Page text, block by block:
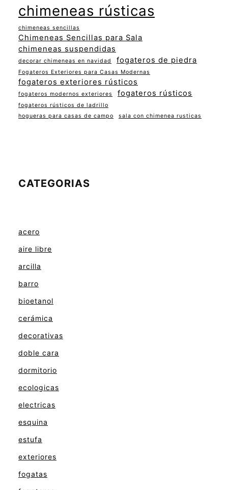
chimeneas rústicas
chimeneas sencillas
Chimeneas Sencillas para Sala
chimeneas suspendidas
decorar chimeneas en navidad fogateros de piedra
Fogateros Exteriores para Casas Modernas
fogateros exteriores rústicos
fogateros modernos exteriores fogateros rústicos
fogateros rústicos de ladrillo
hogueras para casas de campo
sala con chimenea rusticas
CATEGORIAS
acero
aire libre
arcilla
barro
bioetanol
cerámica
decorativas
doble cara
dormitorio
ecologicas
electricas
esquina
estufa
exteriores
fogatas